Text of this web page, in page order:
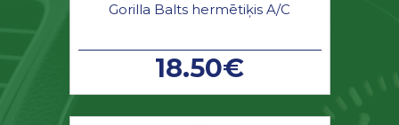
Gorilla Balts hermētiķis A/C
18.50€